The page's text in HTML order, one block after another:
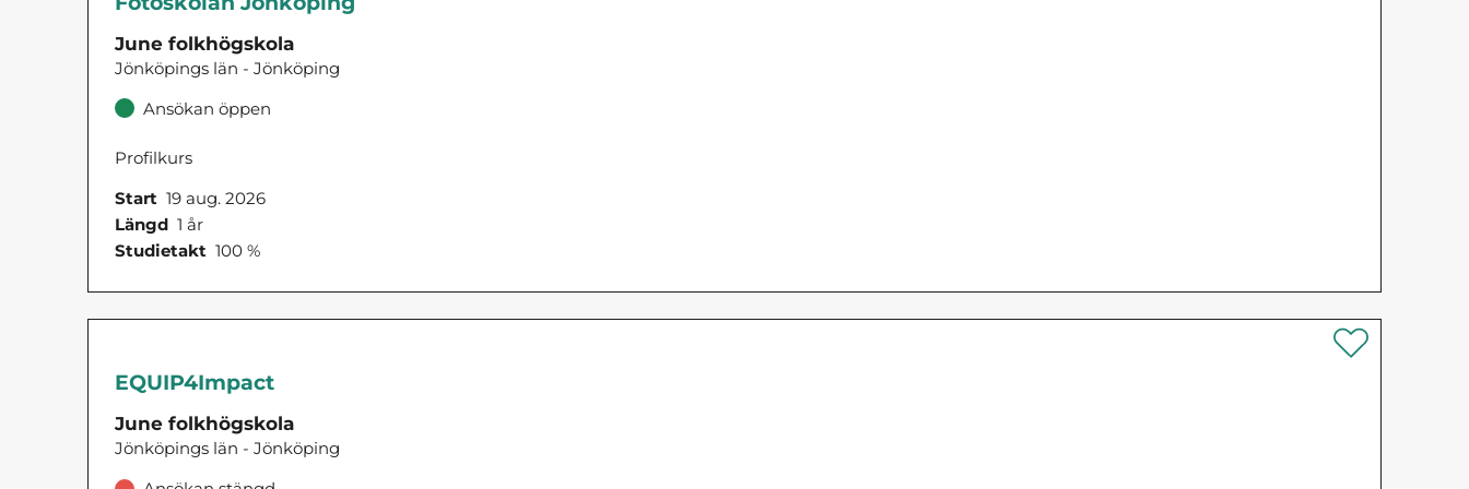
June folkhögskola
Jönköpings län - Jönköping
Ansökan öppen
Profilkurs
Start 19 aug. 2026
Längd 1 år
Studietakt 100 %
EQUIP4Impact
June folkhögskola
Jönköpings län - Jönköping